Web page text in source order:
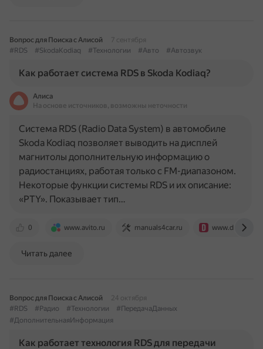
Вопрос для Поиска с Алисой
7 сентября
#RDS
#SkodaKodiaq #Технологии #Авто #Автозвук
Как работает система RDS в Skoda Kodiaq?
Алиса
На основе источников, возможны неточности
0 www.avito.ru manuals4car.ru www.drive2.ru
Система RDS (Radio Data System) в автомобиле
Skoda Kodiaq позволяет выводить на дисплей
магнитолы дополнительную информацию о
радиостанциях, работая только с FM-диапазоном.
Некоторые функции системы RDS и их описание:
«PTY». Показывает тип…
Читать далее
Вопрос для Поиска с Алисой
24 октября
#RDS
#Радио #Технологии
#ПередачаДанных
#ДополнительнаяИнформация
Как работает технология RDS для передачи